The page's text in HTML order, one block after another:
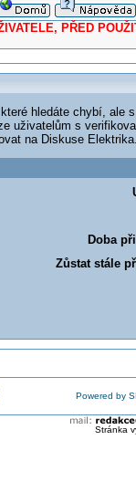
PŘED
hledáte chybí, ale
uživatelům s
na Diskuse
Doba
Zůstat stále
Powered by
Stránka